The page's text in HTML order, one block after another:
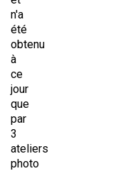
n'a
été
obtenu
à
ce
jour
que
par
3
ateliers
photo